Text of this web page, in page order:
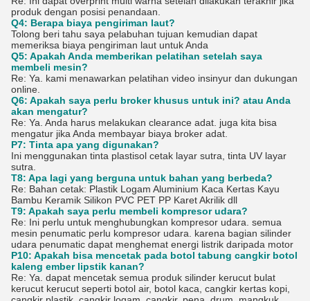
produk dengan posisi penandaan.
Q4: Berapa biaya pengiriman laut?
Tolong beri tahu saya pelabuhan tujuan kemudian dapat
memeriksa biaya pengiriman laut untuk Anda
Q5: Apakah Anda memberikan pelatihan setelah saya
membeli mesin?
Re: Ya. kami menawarkan pelatihan video insinyur dan dukungan
online.
Q6: Apakah saya perlu broker khusus untuk ini? atau Anda
akan mengatur?
Re: Ya. Anda harus melakukan clearance adat. juga kita bisa
mengatur jika Anda membayar biaya broker adat.
P7: Tinta apa yang digunakan?
Ini menggunakan tinta plastisol cetak layar sutra, tinta UV layar
sutra.
T8: Apa lagi yang berguna untuk bahan yang berbeda?
Re: Bahan cetak: Plastik Logam Aluminium Kaca Kertas Kayu
Bambu Keramik Silikon PVC PET PP Karet Akrilik dll
T9: Apakah saya perlu membeli kompresor udara?
Re: Ini perlu untuk menghubungkan kompresor udara. semua
mesin penumatic perlu kompresor udara. karena bagian silinder
udara penumatic dapat menghemat energi listrik daripada motor
P10: Apakah bisa mencetak pada botol tabung cangkir botol
kaleng ember lipstik kanan?
Re: Ya. dapat mencetak semua produk silinder kerucut bulat
kerucut kerucut seperti botol air, botol kaca, cangkir kertas kopi,